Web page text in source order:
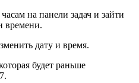
на панели задач и зайти
времени.
дату и время.
будет раньше